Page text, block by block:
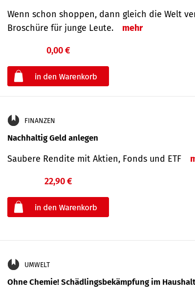
Wenn schon shoppen, dann gleich die Welt
Broschüre für junge Leute.
mehr
0,00 €
FINANZEN
Nachhaltig Geld anlegen
Saubere Rendite mit Aktien, Fonds und ETF
22,90 €
UMWELT
Ohne Chemie! Schädlingsbekämpfung im Haushalt